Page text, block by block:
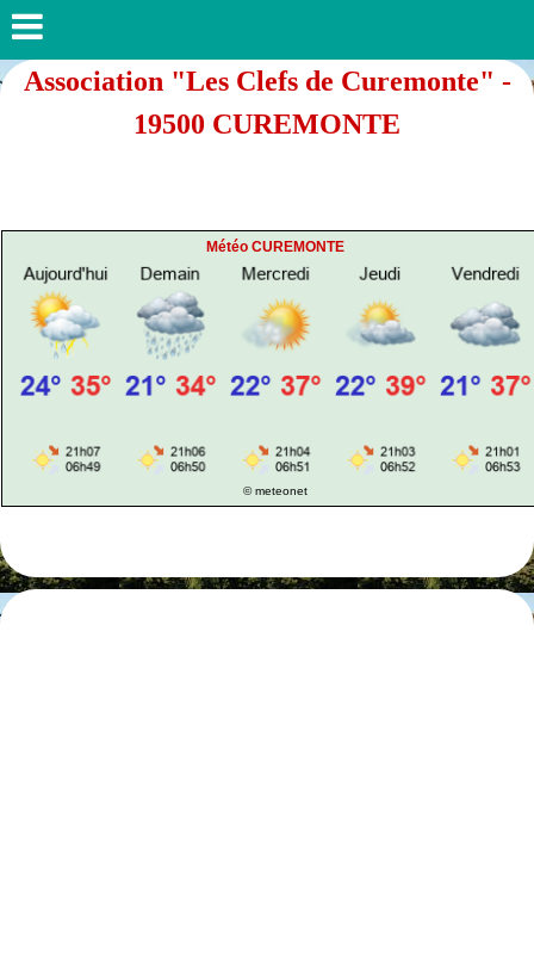
Association "Les Clefs de Curemonte" -
19500 CUREMONTE
Météo CUREMONTE
© meteonet